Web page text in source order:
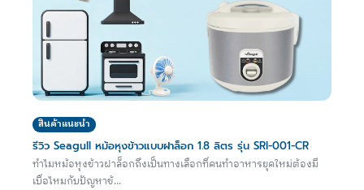
สินค้าแนะนำ
รีวิว Seagull หม้อหุงข้าวแบบฝาล็อก 1.8 ลิตร รุ่น SRI-001-CR
ทำไมหม้อหุงข้าวฝาล็อกถึงเป็นทางเลือกที่คนทำอาหารยุคใหม่ต้องมี
เบื่อไหมกับปัญหาข้...